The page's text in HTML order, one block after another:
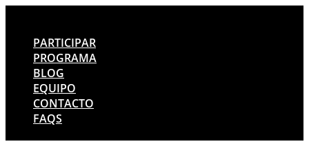
PARTICIPAR
PROGRAMA
BLOG
EQUIPO
CONTACTO
FAQS